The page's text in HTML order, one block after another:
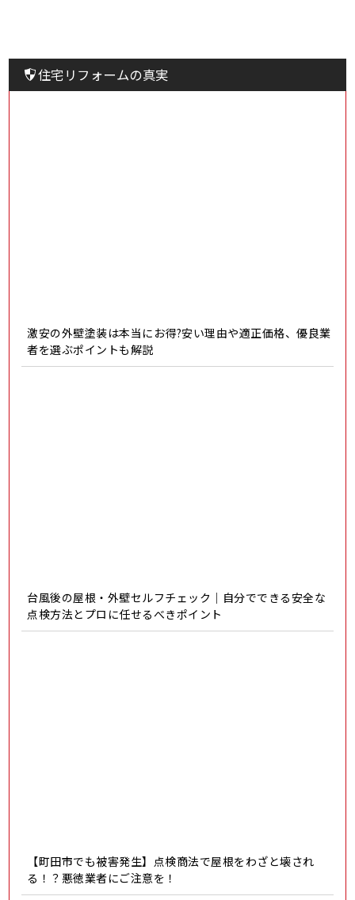
住宅リフォームの真実
激安の外壁塗装は本当にお得?安い理由や適正価格、優良業
者を選ぶポイントも解説
台風後の屋根・外壁セルフチェック｜自分でできる安全な
点検方法とプロに任せるべきポイント
【町田市でも被害発生】点検商法で屋根をわざと壊され
る！？悪徳業者にご注意を！